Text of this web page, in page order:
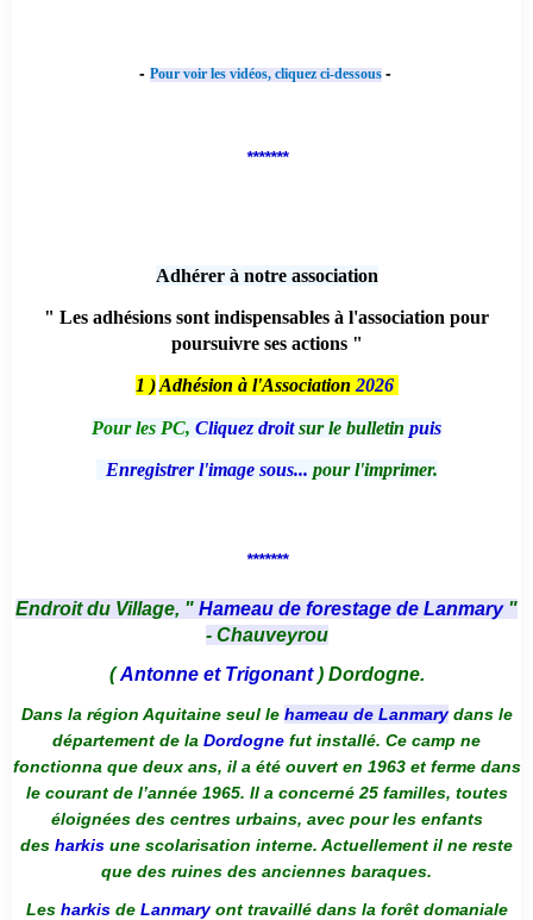
- Pour voir les vidéos, cliquez ci-dessous -
*******
Adhérer à notre association
" Les adhésions sont indispensables à l'association pour
poursuivre ses actions "
1 ) Adhésion à l'Association 2026
Pour les PC, Cliquez droitsur le bulletin puis
Enregistrer l'image sous... pour l'imprimer.
*******
Endroit du Village, " Hameau de forestage de Lanmary "
- Chauveyrou
(Antonne et Trigonant) Dordogne.
Dans la région Aquitaine seul le hameau de Lanmarydans le
département de la Dordogne fut installé. Ce camp ne
fonctionna que deux ans, il a été ouvert en 1963 et ferme dans
le courant de l’année 1965. Il a concerné 25 familles, toutes
éloignées des centres urbains, avec pour les enfants
des harkis une scolarisation interne. Actuellement il ne reste
que des ruines des anciennes baraques.
Les harkis de Lanmaryont travaillé dans la forêt domaniale